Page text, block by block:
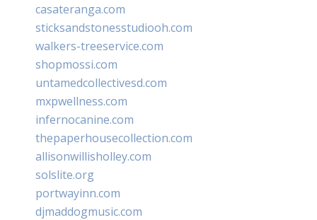
casateranga.com
sticksandstonesstudiooh.com
walkers-treeservice.com
shopmossi.com
untamedcollectivesd.com
mxpwellness.com
infernocanine.com
thepaperhousecollection.com
allisonwillisholley.com
solslite.org
portwayinn.com
djmaddogmusic.com